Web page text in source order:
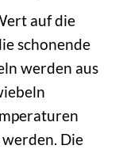
auf die
schonende
werden aus
Die